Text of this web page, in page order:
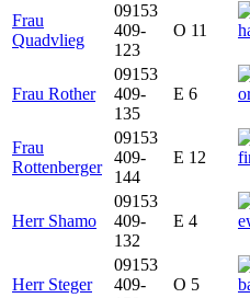
Frau
Quadvlieg
09153
409-
123
O 11
Frau Rother
09153
409-
135
E 6
Frau
Rottenberger
09153
409-
144
E 12
Herr Shamo
09153
409-
132
E 4
Herr Steger
09153
409-
O 5